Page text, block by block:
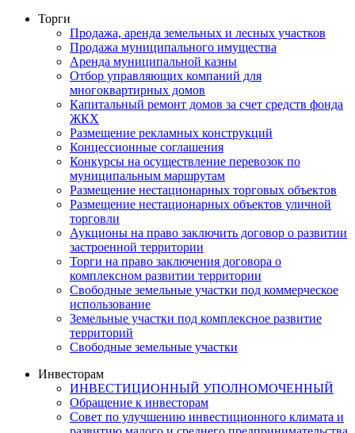
Торги
Продажа, аренда земельных и лесных участков
Продажа муниципального имущества
Аренда муниципальной казны
Отбор управляющих компаний для
многоквартирных домов
Капитальный ремонт домов за счет средств фонда
ЖКХ
Размещение рекламных конструкций
Концессионные соглашения
Конкурсы на осуществление перевозок по
муниципальным маршрутам
Размещение нестационарных торговых объектов
Размещение нестационарных объектов уличной
торговли
Аукционы на право заключить договор о развитии
застроенной территории
Торги на право заключения договора о
комплексном развитии территории
Свободные земельные участки под коммерческое
использование
Земельные участки под комплексное развитие
территорий
Свободные земельные участки
Инвесторам
ИНВЕСТИЦИОННЫЙ УПОЛНОМОЧЕННЫЙ
Обращение к инвесторам
Совет по улучшению инвестиционного климата и